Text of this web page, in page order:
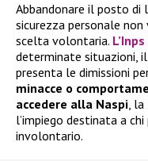
Abbandonare il posto
sicurezza personale
scelta volontaria. L’Inps
determinate situazioni,
presenta le dimissioni
minacce o
accedere alla Naspi, la
l’impiego destinata a
involontario.